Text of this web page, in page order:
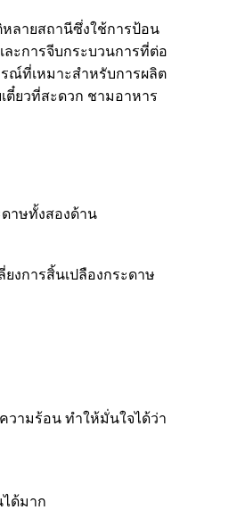
ลายสถานีซึ่งใช้การป้อน
ะการจีบกระบวนการที่ต่อ
ณ์ที่เหมาะสำหรับการผลิต
ตี๋ยวที่สะดวก ชามอาหาร
าษทั้งสองด้าน
งการสิ้นเปลืองกระดาษ
วามร้อน ทำให้มั่นใจได้ว่า
ด้มาก